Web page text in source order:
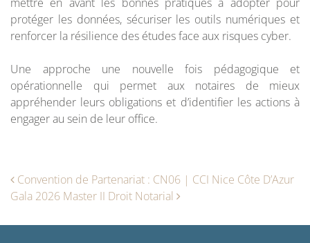
protéger les données, sécuriser les outils numériques et
renforcer la résilience des études face aux risques cyber.
Une approche une nouvelle fois pédagogique et
opérationnelle qui permet aux notaires de mieux
appréhender leurs obligations et d’identifier les actions à
engager au sein de leur office.
Navigation des articles
Convention de Partenariat : CN06 | CCI Nice Côte D’Azur
Gala 2026 Master II Droit Notarial